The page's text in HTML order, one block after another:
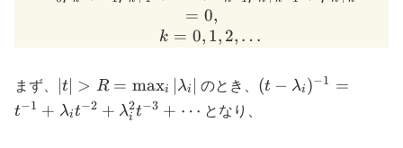
= 0,
k = 0, 1, 2, …
まず、
|t| > R =
\max_i
|\lambda_i|
∣t∣ > R = maxi ∣λi ∣ のとき、 (t -
(t − λi )−1 =
t−1 + λit−2 + λi
2t−3 + ⋯ となり、